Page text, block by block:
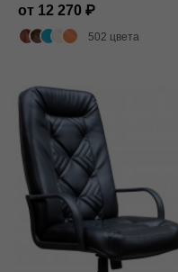
от 12 270
502 цвета